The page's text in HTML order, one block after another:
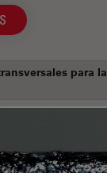
para la